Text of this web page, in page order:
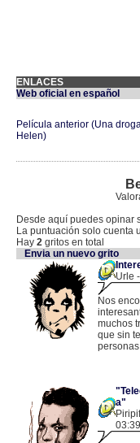
ENLACES
Web oficial en español
Película anterior (Una
Helen)
Desde aquí puedes opinar
La puntuación solo cuenta
Hay 2 gritos en total
Envia un nuevo grito
Urle
Nos
muchos
que sin
a"